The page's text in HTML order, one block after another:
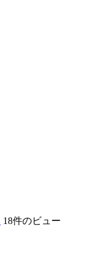
18件のビュー